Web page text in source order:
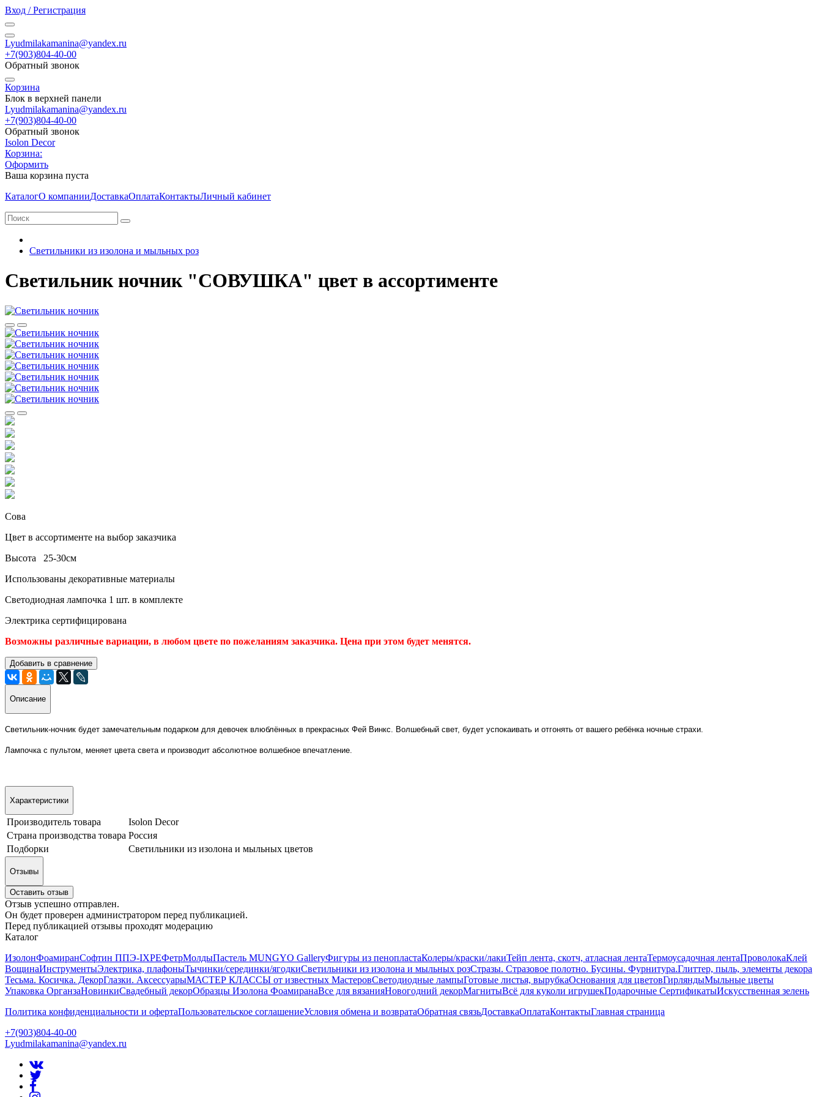
Вход / Регистрация
Lyudmilakamanina@yandex.ru
+7(903)804-40-00
Обратный звонок
Корзина
Блок в верхней панели
Lyudmilakamanina@yandex.ru
+7(903)804-40-00
Обратный звонок
Isolon Decor
Корзина:
Оформить
Ваша корзина пуста
КаталогО компанииДоставкаОплатаКонтактыЛичный кабинет
Светильники из изолона и мыльных роз
Светильник ночник "СОВУШКА" цвет в ассортименте
Сова
Цвет в ассортименте на выбор заказчика
Высота 25-30см
Использованы декоративные материалы
Светодиодная лампочка 1 шт. в комплекте
Электрика сертифицирована
Возможны различные вариации, в любом цвете по пожеланиям заказчика. Цена при этом будет менятся.
Добавить в сравнение
Описание
Светильник-ночник будет замечательным подарком для девочек влюблённых в прекрасных Фей Винкс. Волшебный свет, будет успокаивать и отгонять от вашего ребёнка ночные страхи.
Лампочка с пультом, меняет цвета света и производит абсолютное волшебное впечатление.
Характеристики
Производитель товара
Isolon Decor
Страна производства товара Россия
Подборки
Светильники из изолона и мыльных цветов
Отзывы
Оставить отзыв
Отзыв успешно отправлен.
Он будет проверен администратором перед публикацией.
Перед публикацией отзывы проходят модерацию
Каталог
ИзолонФоамиранСофтин ППЭ-IXPEФетрМолдыПастель MUNGYO GalleryФигуры из пенопластаКолеры/краски/лакиТейп лента, скотч, атласная лентаТермоусадочная лентаПроволокаКлей
ВощинаИнструментыЭлектрика, плафоныТычинки/серединки/ягодкиСветильники из изолона и мыльных розСтразы. Стразовое полотно. Бусины. Фурнитура.Глиттер, пыль, элементы декора
Тесьма. Косичка. ДекорГлазки. АксессуарыМАСТЕР КЛАССЫ от известных МастеровСветодиодные лампыГотовые листья, вырубкаОснования для цветовГирляндыМыльные цветы
Упаковка ОрганзаНовинкиСвадебный декорОбразцы Изолона ФоамиранаВсе для вязанияНовогодний декорМагнитыВсё для куколи игрушекПодарочные СертификатыИскусственная зелень
Политика конфиденциальности и офертаПользовательское соглашениеУсловия обмена и возвратаОбратная связьДоставкаОплатаКонтактыГлавная страница
+7(903)804-40-00
Lyudmilakamanina@yandex.ru